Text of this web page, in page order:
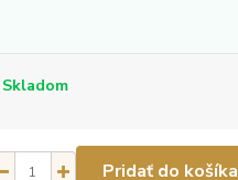
Skladom
Pridať do košíka